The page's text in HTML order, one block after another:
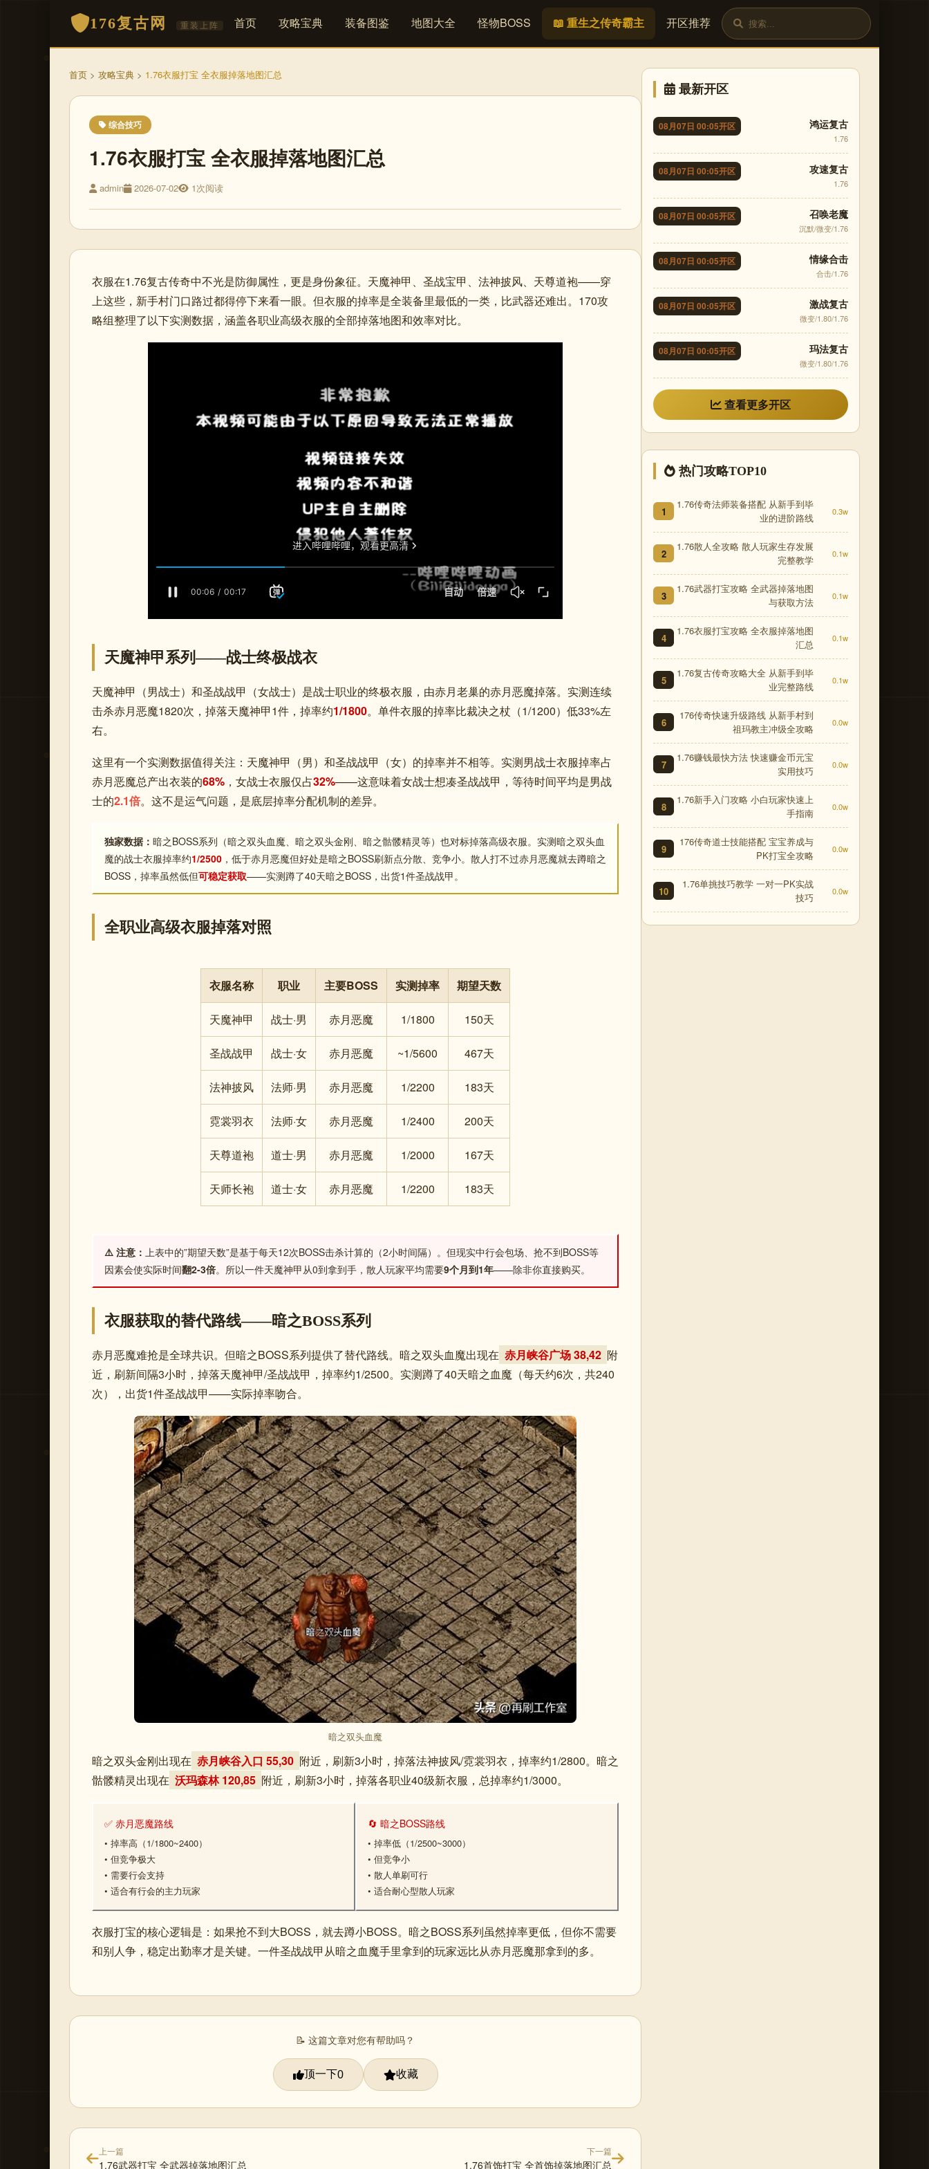
176复古网 重装上阵 首页 攻略宝典 装备图鉴 地图大全 怪物BOSS 📖 重生之传奇霸主 开区推荐
首页 > 攻略宝典 > 1.76衣服打宝 全衣服掉落地图汇总
综合技巧
1.76衣服打宝 全衣服掉落地图汇总
admin 2026-07-02 1次阅读
衣服在1.76复古传奇中不光是防御属性，更是身份象征。天魔神甲、圣战宝甲、法神披风、天尊道袍——穿
上这些，新手村门口路过都得停下来看一眼。但衣服的掉率是全装备里最低的一类，比武器还难出。170攻
略组整理了以下实测数据，涵盖各职业高级衣服的全部掉落地图和效率对比。
天魔神甲系列——战士终极战衣
天魔神甲（男战士）和圣战战甲（女战士）是战士职业的终极衣服，由赤月老巢的赤月恶魔掉落。实测连续
击杀赤月恶魔1820次，掉落天魔神甲1件，掉率约1/1800。单件衣服的掉率比裁决之杖（1/1200）低33%左
右。
这里有一个实测数据值得关注：天魔神甲（男）和圣战战甲（女）的掉率并不相等。实测男战士衣服掉率占
赤月恶魔总产出衣装的68% ，女战士衣服仅占32%——这意味着女战士想凑圣战战甲，等待时间平均是男战
士的2.1倍。这不是运气问题，是底层掉率分配机制的差异。
独家数据： 暗之BOSS系列（暗之双头血魔、暗之双头金刚、暗之骷髅精灵等）也对标掉落高级衣服。实测暗之双头血
魔的战士衣服掉率约1/2500 ，低于赤月恶魔但好处是暗之BOSS刷新点分散、竞争小。散人打不过赤月恶魔就去蹲暗之
BOSS，掉率虽然低但可稳定获取——实测蹲了40天暗之BOSS，出货1件圣战战甲。
全职业高级衣服掉落对照
衣服名称 职业 主要BOSS 实测掉率 期望天数
天魔神甲 战士·男 赤月恶魔 1/1800 150天
圣战战甲 战士·女 赤月恶魔 ~1/5600 467天
法神披风 法师·男 赤月恶魔 1/2200 183天
霓裳羽衣 法师·女 赤月恶魔 1/2400 200天
天尊道袍 道士·男 赤月恶魔 1/2000 167天
天师长袍 道士·女 赤月恶魔 1/2200 183天
⚠️ 注意： 上表中的”期望天数”是基于每天12次BOSS击杀计算的（2小时间隔）。但现实中行会包场、抢不到BOSS等
因素会使实际时间翻2-3倍。所以一件天魔神甲从0到拿到手，散人玩家平均需要9个月到1年——除非你直接购买。
衣服获取的替代路线——暗之BOSS系列
赤月恶魔难抢是全球共识。但暗之BOSS系列提供了替代路线。暗之双头血魔出现在 赤月峡谷广场 38,42 附
近，刷新间隔3小时，掉落天魔神甲/圣战战甲，掉率约1/2500。实测蹲了40天暗之血魔（每天约6次，共240
次），出货1件圣战战甲——实际掉率吻合。
暗之双头血魔
暗之双头金刚出现在 赤月峡谷入口 55,30 附近，刷新3小时，掉落法神披风/霓裳羽衣，掉率约1/2800。暗之
骷髅精灵出现在 沃玛森林 120,85 附近，刷新3小时，掉落各职业40级新衣服，总掉率约1/3000。
✅ 赤月恶魔路线
• 掉率高（1/1800~2400）
• 但竞争极大
• 需要行会支持
• 适合有行会的主力玩家
🔄 暗之BOSS路线
• 掉率低（1/2500~3000）
• 但竞争小
• 散人单刷可行
• 适合耐心型散人玩家
衣服打宝的核心逻辑是：如果抢不到大BOSS，就去蹲小BOSS。暗之BOSS系列虽然掉率更低，但你不需要
和别人争，稳定出勤率才是关键。一件圣战战甲从暗之血魔手里拿到的玩家远比从赤月恶魔那拿到的多。
📝 这篇文章对您有帮助吗？
顶一下0 收藏
上一篇
1.76武器打宝 全武器掉落地图汇总
下一篇
1.76首饰打宝 全首饰掉落地图汇总
最新开区
08月07日 00:05开区 鸿运复古
1.76
08月07日 00:05开区 攻速复古
1.76
08月07日 00:05开区 召唤老魔
沉默/微变/1.76
08月07日 00:05开区 情缘合击
合击/1.76
08月07日 00:05开区 激战复古
微变/1.80/1.76
08月07日 00:05开区 玛法复古
微变/1.80/1.76
查看更多开区
热门攻略TOP10
1
1.76传奇法师装备搭配 从新手到毕
业的进阶路线
0.3w
2
1.76散人全攻略 散人玩家生存发展
完整教学
0.1w
3
1.76武器打宝攻略 全武器掉落地图
与获取方法
0.1w
4
1.76衣服打宝攻略 全衣服掉落地图
汇总
0.1w
5
1.76复古传奇攻略大全 从新手到毕
业完整路线
0.1w
6
176传奇快速升级路线 从新手村到
祖玛教主冲级全攻略
0.0w
7
1.76赚钱最快方法 快速赚金币元宝
实用技巧
0.0w
8
1.76新手入门攻略 小白玩家快速上
手指南
0.0w
9
176传奇道士技能搭配 宝宝养成与
PK打宝全攻略
0.0w
10
1.76单挑技巧教学 一对一PK实战
技巧
0.0w